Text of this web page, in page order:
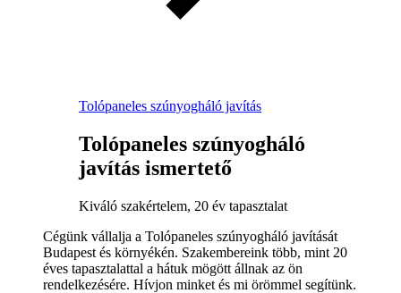
Tolópaneles szúnyogháló javítás
Tolópaneles szúnyogháló
javítás ismertető
Kiváló szakértelem, 20 év tapasztalat
Cégünk vállalja a Tolópaneles szúnyogháló javítását
Budapest és környékén. Szakembereink több, mint 20
éves tapasztalattal a hátuk mögött állnak az ön
rendelkezésére. Hívjon minket és mi örömmel segítünk.